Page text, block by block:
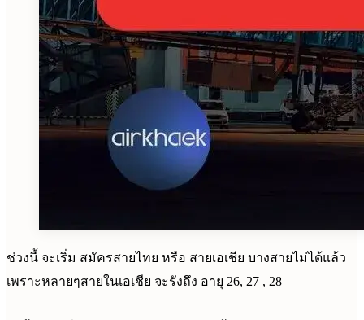
ช่วงนี้ จะเริ่ม สมัครสายไทย หรือ สายเอเชีย บางสายไม่ได้แล้ว
เพราะหลายๆสายในเอเชีย จะรังถึง อายุ 26, 27 , 28